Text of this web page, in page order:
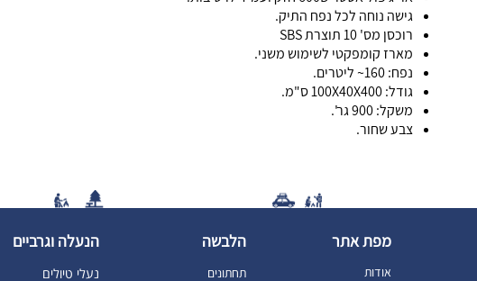
גישה נוחה לכל נפח התיק.
רוכסן מס' 10 תוצרת SBS
מארז קומפקטי לשימוש משני.
נפח: 160~ ליטרים.
גודל: 100X40X400 ס"מ.
משקל: 900 גר'.
צבע שחור.
מפת אתר
אודות
הלבשה
תחתונים
הנעלה וגרביים
נעלי טיולים